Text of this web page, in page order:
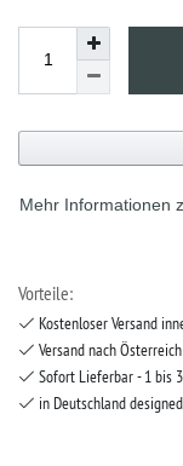
Mehr Informationen
Vorteile:
Kostenloser Versand
Versand nach
Sofort Lieferbar - 1 bis
in Deutschland